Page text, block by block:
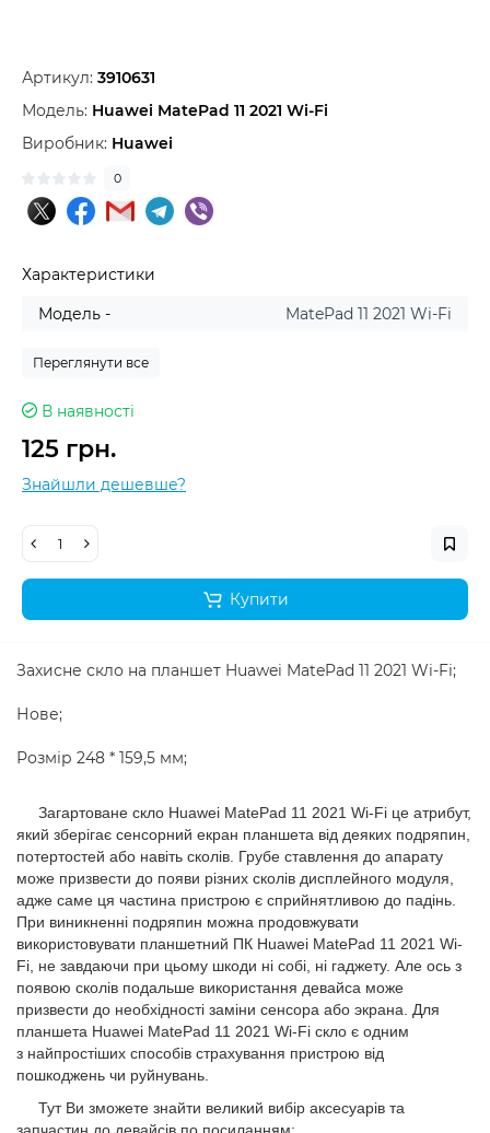
Артикул: 3910631
Модель: Huawei MatePad 11 2021 Wi-Fi
Виробник: Huawei
0
Характеристики
Модель -
MatePad 11 2021 Wi-Fi
Переглянути все
В наявності
125 грн.
Знайшли дешевше?
Купити
Захисне скло на планшет Huawei MatePad 11 2021 Wi-Fi;
Нове;
Розмір 248 * 159,5 мм;
Загартоване скло Huawei MatePad 11 2021 Wi-Fi це атрибут,
який зберігає сенсорний екран планшета від деяких подряпин,
потертостей або навіть сколів. Грубе ставлення до апарату
може призвести до появи різних сколів дисплейного модуля,
адже саме ця частина пристрою є сприйнятливою до падінь.
При виникненні подряпин можна продовжувати
використовувати планшетний ПК Huawei MatePad 11 2021 Wi-
Fi, не завдаючи при цьому шкоди ні собі, ні гаджету. Але ось з
появою сколів подальше використання девайса може
призвести до необхідності заміни сенсора або экрана. Для
планшета Huawei MatePad 11 2021 Wi-Fi скло є одним
з найпростіших способів страхування пристрою від
пошкоджень чи руйнувань.
Тут Ви зможете знайти великий вибір аксесуарів та